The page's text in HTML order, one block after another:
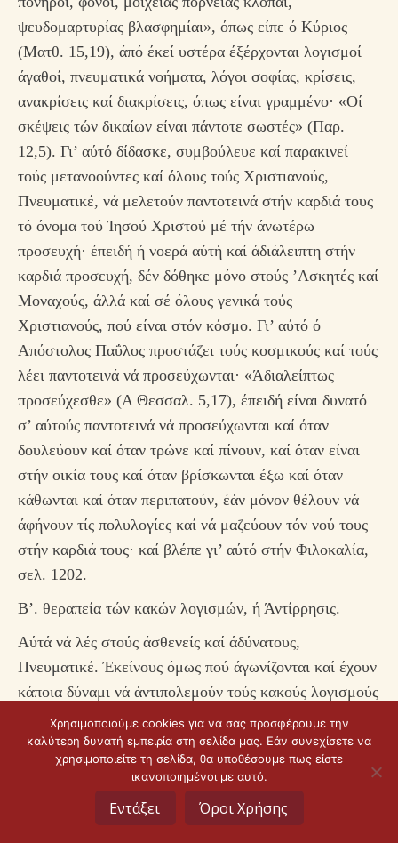
ψευδομαρτυρίας βλασφημίαι», όπως είπε ό Κύριος
(Ματθ. 15,19), άπό έκεί υστέρα έξέρχονται λογισμοί
άγαθοί, πνευματικά νοήματα, λόγοι σοφίας, κρίσεις,
ανακρίσεις καί διακρίσεις, όπως είναι γραμμένο· «Οί
σκέψεις τών δικαίων είναι πάντοτε σωστές» (Παρ.
12,5). Γι’ αύτό δίδασκε, συμβούλευε καί παρακινεί
τούς μετανοούντες καί όλους τούς Χριστιανούς,
Πνευματικέ, νά μελετούν παντοτεινά στήν καρδιά τους
τό όνομα τού Ίησού Χριστού μέ τήν άνωτέρω
προσευχή· έπειδή ή νοερά αύτή καί άδιάλειπτη στήν
καρδιά προσευχή, δέν δόθηκε μόνο στούς ’Ασκητές καί
Μοναχούς, άλλά καί σέ όλους γενικά τούς
Χριστιανούς, πού είναι στόν κόσμο. Γι’ αύτό ό
Απόστολος Παΰλος προστάζει τούς κοσμικούς καί τούς
λέει παντοτεινά νά προσεύχωνται· «Άδιαλείπτως
προσεύχεσθε» (Α Θεσσαλ. 5,17), έπειδή είναι δυνατό
σ’ αύτούς παντοτεινά νά προσεύχωνται καί όταν
δουλεύουν καί όταν τρώνε καί πίνουν, καί όταν είναι
στήν οικία τους καί όταν βρίσκωνται έξω καί όταν
κάθωνται καί όταν περιπατούν, έάν μόνον θέλουν νά
άφήνουν τίς πολυλογίες καί νά μαζεύουν τόν νού τους
στήν καρδιά τους· καί βλέπε γι’ αύτό στήν Φιλοκαλία,
σελ. 1202.
Β’. θεραπεία τών κακών λογισμών, ή Άντίρρησις.
Αύτά νά λές στούς άσθενείς καί άδύνατους,
Πνευματικέ. Έκείνους όμως πού άγωνίζονται καί έχουν
κάποια δύναμι νά άντιπολεμούν τούς κακούς λογισμούς
καί άοράτους δαίμονες καί τά πάθη, συμβούλευε,
Πνευματικέ, νά άντιστέκωνται στούς πονηρούς καί
αισχρούς καί βλάσφημους λογισμούς τους μέ άντίρρησι
καί άντιλογία θυμοειδή, ώστε διά μέσου τού νοητού
πολέμου αύτής τής άντιρρήσεως, νά λαμβάνουν
Χρησιμοποιούμε cookies για να σας προσφέρουμε την
καλύτερη δυνατή εμπειρία στη σελίδα μας. Εάν συνεχίσετε να
χρησιμοποιείτε τη σελίδα, θα υποθέσουμε πως είστε
ικανοποιημένοι με αυτό.
Εντάξει Όροι Χρήσης